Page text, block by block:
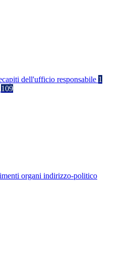
dell'ufficio responsabile 1
109
organi indirizzo-politico